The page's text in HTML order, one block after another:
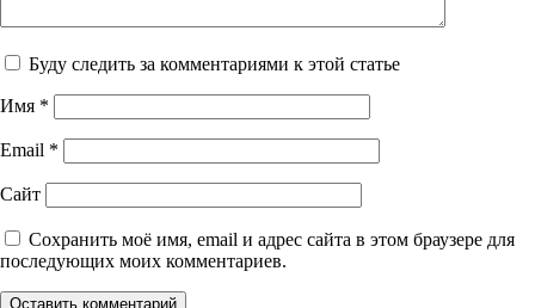
Буду следить за комментариями к этой статье
Имя *
Email *
Сайт
Сохранить моё имя, email и адрес сайта в этом браузере для
последующих моих комментариев.